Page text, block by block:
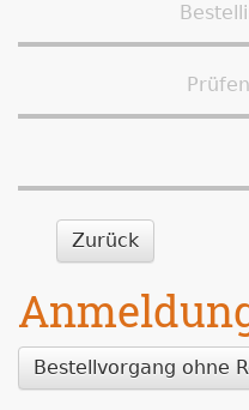
Zurück
Bestellvorgang ohne